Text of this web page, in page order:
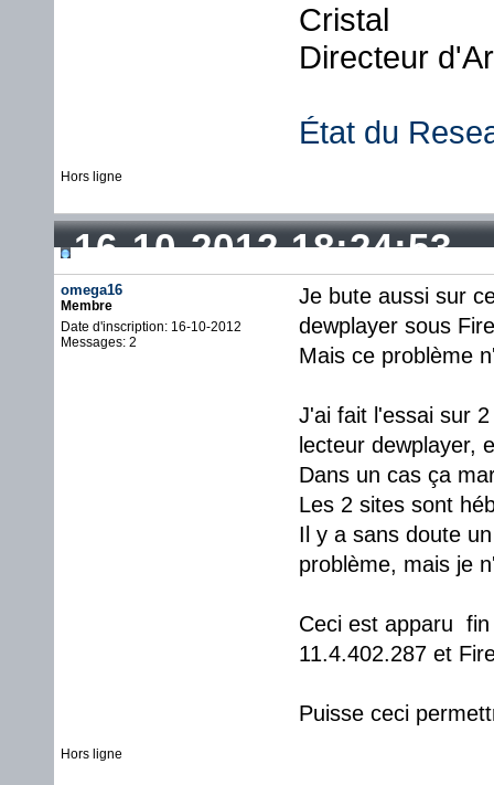
Cristal
Directeur
État du
Hors ligne
16-10-2012 18:24:53
omega16
Membre
Date d'inscription: 16-10-2012
Messages: 2
Je bute aussi sur
dewplayer sous
Mais ce problème
J'ai fait l'essai sur
lecteur dewplayer,
Dans un cas ça
Les 2 sites sont
Il y a sans doute
problème, mais je
Ceci est apparu fin
11.4.402.287 et
Puisse ceci
Hors ligne